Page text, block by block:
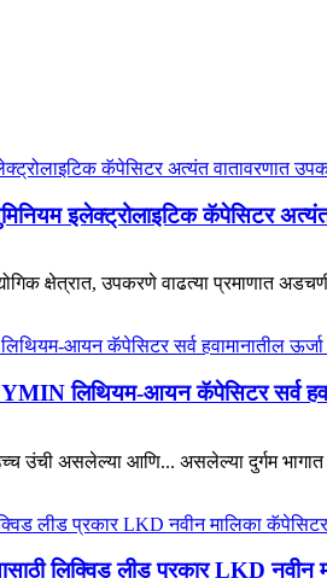
इलेक्ट्रोलाइटिक कॅपेसिटर अत्यंत
क्षेत्रात, उपकरणे वाढत्या प्रमाणात
YMIN लिथियम-आयन कॅपेसिटर सर्व
उंची असलेल्या आणि... असलेल्या दुर्गम
लिक्विड लीड प्रकार LKD नवीन